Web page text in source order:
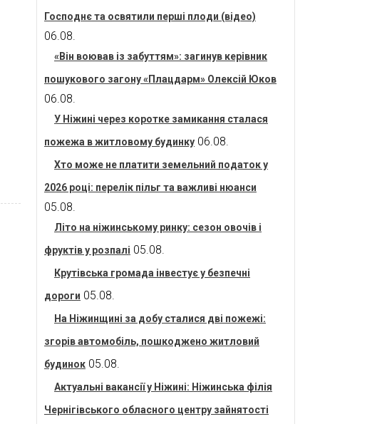
Господнє та освятили перші плоди (відео)
06.08.
«Він воював із забуттям»: загинув керівник
пошукового загону «Плацдарм» Олексій Юков
06.08.
У Ніжині через коротке замикання сталася
пожежа в житловому будинку 06.08.
Хто може не платити земельний податок у
2026 році: перелік пільг та важливі нюанси
05.08.
Літо на ніжинському ринку: сезон овочів і
фруктів у розпалі 05.08.
Крутівська громада інвестує у безпечні
дороги 05.08.
На Ніжинщині за добу сталися дві пожежі:
згорів автомобіль, пошкоджено житловий
будинок 05.08.
Актуальні вакансії у Ніжині: Ніжинська філія
Чернігівського обласного центру зайнятості